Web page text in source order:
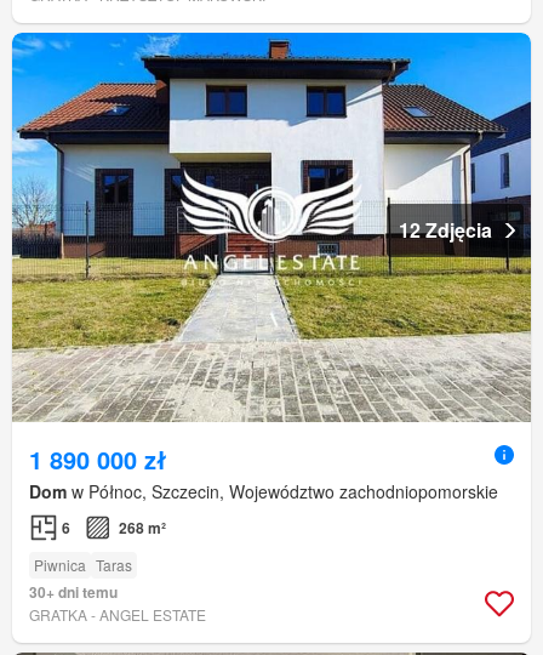
12 Zdjęcia
1 890 000 zł
Dom w Północ, Szczecin, Województwo zachodniopomorskie
6 268 m²
Piwnica Taras
30+ dni temu
GRATKA - ANGEL ESTATE